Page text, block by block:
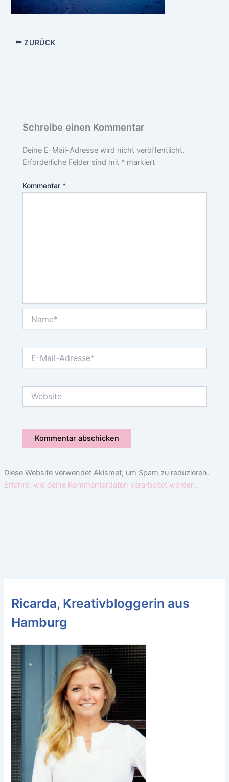
ZURÜCK
Schreibe einen Kommentar
Deine E-Mail-Adresse wird nicht veröffentlicht.
Erforderliche Felder sind mit * markiert
Kommentar *
Mail-
Diese Website verwendet Akismet, um Spam zu reduzieren.
Erfahre, wie deine Kommentardaten verarbeitet werden.
Ricarda, Kreativbloggerin aus
Hamburg